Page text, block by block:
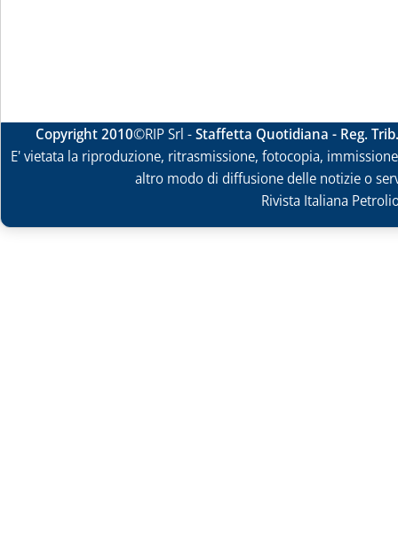
Copyright 2010©RIP Srl -Staffetta Quotidiana - Reg.
E' vietata la riproduzione, ritrasmissione, fotocopia,
altro modo di diffusione delle notizie o
Rivista Italiana